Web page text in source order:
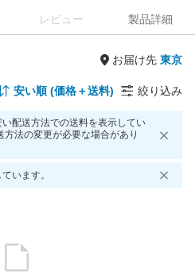
レビュー 製品詳細
お届け先
安い順 (価格＋送料) 絞り込み
配送方法での送料を表示してい
法の変更が必要な場合があり
います。